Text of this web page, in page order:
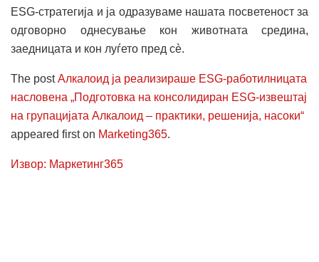
ESG-стратегија и ја одразуваме нашата посветеност за
одговорно однесување кон животната средина,
заедницата и кон луѓето пред сè.
The postАлкалоид ја реализираше ESG-работилницата
насловена „Подготовка на консолидиран ESG-извештај
на групацијата Алкалоид – практики, решенија, насоки“
appeared first on Marketing365.
Извор: Маркетинг365